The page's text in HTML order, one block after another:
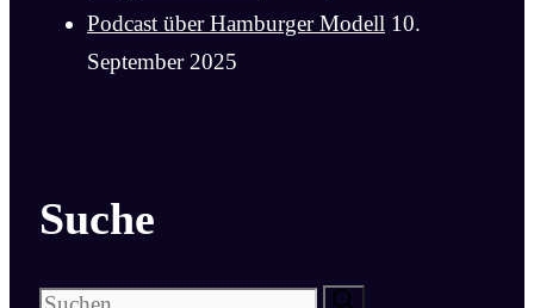
Podcast über Hamburger Modell 10.
September 2025
Suche